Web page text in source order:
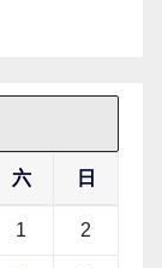
六 日
1 2